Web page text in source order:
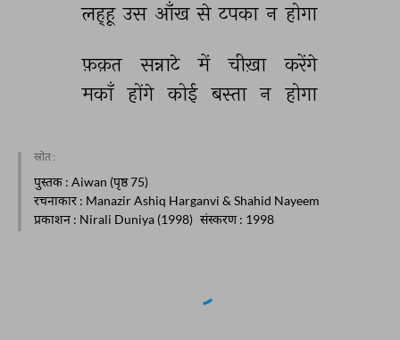
लह्हू उस आँख से टपका न होगा
फ़क़त सन्नाटे में चीख़ा
करेंगे
मकाँ होंगे कोई बस्ता न होगा
स्रोत :
पुस्तक : Aiwan (पृष्ठ 75)
रचनाकार : Manazir Ashiq Harganvi & Shahid Nayeem
प्रकाशन : Nirali Duniya (1998) संस्करण: 1998